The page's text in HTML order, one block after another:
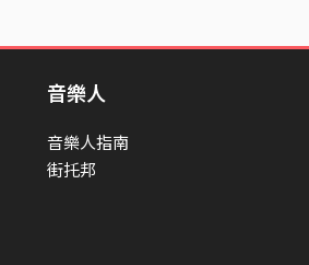
音樂人
音樂人指南
街托邦